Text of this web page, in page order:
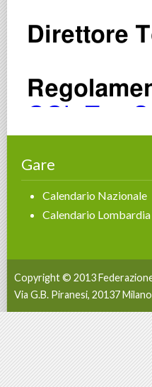
Gare
Calendario Nazionale
Calendario Lombardia
Copyright © 2013
Via G.B. Piranesi, 20137